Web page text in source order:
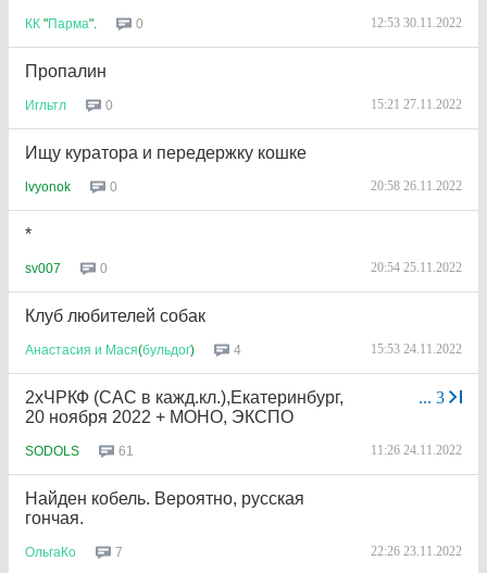
КК "Парма". 0 12:53 30.11.2022
Пропалин
Игльтл 0 15:21 27.11.2022
Ищу куратора и передержку кошке
lvyonok 0 20:58 26.11.2022
*
sv007 0 20:54 25.11.2022
Клуб любителей собак
Анастасия и Мася(бульдог) 4 15:53 24.11.2022
... 3
2хЧРКФ (САС в кажд.кл.),Екатеринбург,
20 ноября 2022 + МОНО, ЭКСПО
SODOLS 61 11:26 24.11.2022
Найден кобель. Вероятно, русская
гончая.
ОльгаКо 7 22:26 23.11.2022